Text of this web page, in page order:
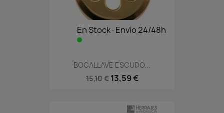
En Stock·Envío 24/48h
BOCALLAVE ESCUDO...
15,10 € 13,59 €